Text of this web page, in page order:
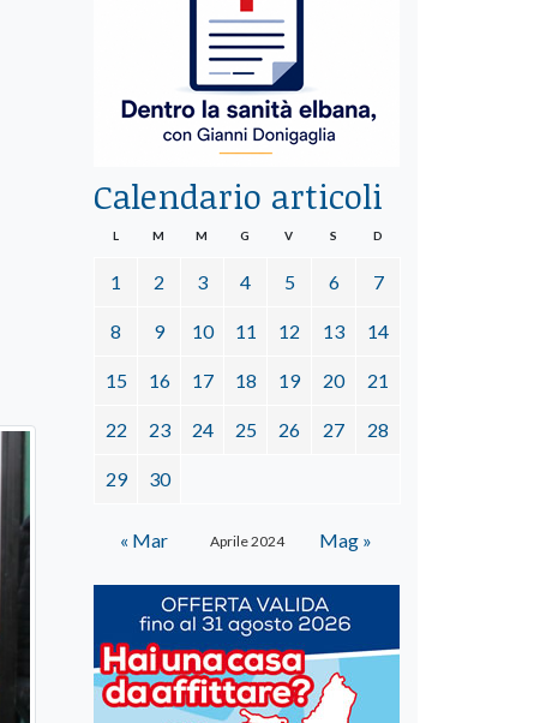
Calendario articoli
Aprile 2024
L M M G V S D
1 2 3 4 5 6 7
8 9 10 11 12 13 14
15 16 17 18 19 20 21
22 23 24 25 26 27 28
29 30
« Mar Mag »